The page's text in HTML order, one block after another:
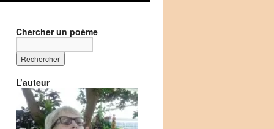
Chercher un poème
L’auteur